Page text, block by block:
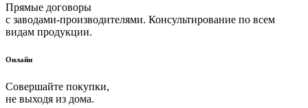
Прямые договоры
с заводами-производителями. Консультирование по всем
видам продукции.
Онлайн
Совершайте покупки,
не выходя из дома.